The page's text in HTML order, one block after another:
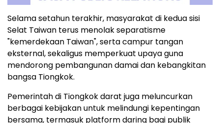
Selama setahun terakhir, masyarakat di kedua sisi
Selat Taiwan terus menolak separatisme
"kemerdekaan Taiwan", serta campur tangan
eksternal, sekaligus memperkuat upaya guna
mendorong pembangunan damai dan kebangkitan
bangsa Tiongkok.
Pemerintah di Tiongkok darat juga meluncurkan
berbagai kebijakan untuk melindungi kepentingan
bersama, termasuk platform daring bagi publik